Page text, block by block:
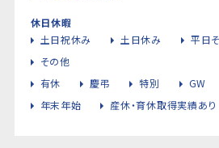
休日休暇
土日祝休み
土日休み 平日
その他
有休
慶弔 特別 GW
年末年始
産休・育休取得実績あり